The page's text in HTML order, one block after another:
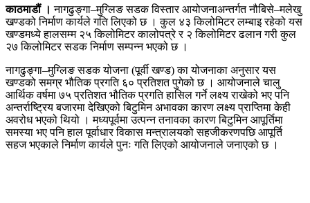
काठमाडौं । नागढुङ्गा–मुग्लिङ सडक विस्तार आयोजनाअन्तर्गत नौबिसे–मलेखु
खण्डको निर्माण कार्यले गति लिएको छ । कुल ४३ किलोमिटर लम्बाइ रहेको यस
खण्डमध्ये हालसम्म २५ किलोमिटर कालोपत्रे र २ किलोमिटर ढलान गरी कुल
२७ किलोमिटर सडक निर्माण सम्पन्न भएको छ ।
नागढुङ्गा–मुग्लिङ सडक योजना (पूर्वी खण्ड) का योजनाका अनुसार यस
खण्डको समग्र भौतिक प्रगति ६० प्रतिशत पुगेको छ । आयोजनाले चालु
आर्थिक वर्षमा ७५ प्रतिशत भौतिक प्रगति हासिल गर्ने लक्ष्य राखेको भए पनि
अन्तर्राष्ट्रिय बजारमा देखिएको बिटुमिन अभावका कारण लक्ष्य प्राप्तिमा केही
अवरोध भएको थियो । मध्यपूर्वमा उत्पन्न तनावका कारण बिटुमिन आपूर्तिमा
समस्या भए पनि हाल पूर्वाधार विकास मन्त्रालयको सहजीकरणपछि आपूर्ति
सहज भएकाले निर्माण कार्यले पुनः गति लिएको आयोजनाले जनाएको छ ।